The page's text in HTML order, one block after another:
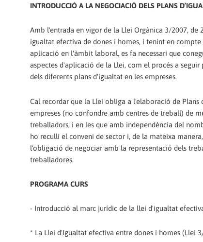
INTRODUCCIÓ A LA NEGOCIACIÓ DELS PLANS
Amb l'entrada en vigor de la Llei Orgànica 3/2007, de
igualtat efectiva de dones i homes, i tenint en
aplicació en l'àmbit laboral, es fa necessari que
aspectes d'aplicació de la Llei, com el procés a
dels diferents plans d'igualtat en les empreses.
Cal recordar que la Llei obliga a l'elaboració de Plans
empreses (no confondre amb centres de treball) de
treballadors, i en les que amb independència del
ho reculli el conveni de sector i, de la mateixa
l'obligació de negociar amb la representació dels
treballadores.
PROGRAMA CURS
- Introducció al marc jurídic de la llei d'igualtat
* La Llei d'Igualtat efectiva entre dones i homes (Llei